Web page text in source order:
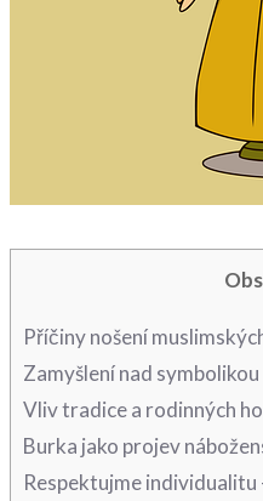
Příčiny nošení​
Zamyšlení nad
Vliv ⁤tradice a rodinných
Burka jako projev
Respektujme